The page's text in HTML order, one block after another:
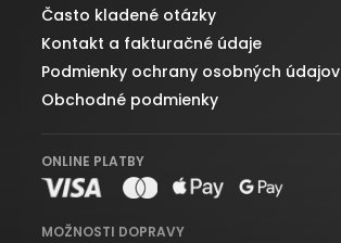
Často kladené otázky
Kontakt a fakturačné údaje
Podmienky ochrany osobných údajov
Obchodné podmienky
ONLINE PLATBY
MOŽNOSTI DOPRAVY